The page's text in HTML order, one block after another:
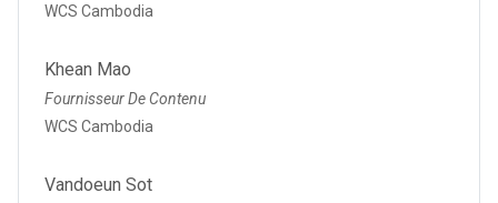
WCS Cambodia
Khean Mao
Fournisseur De Contenu
WCS Cambodia
Vandoeun Sot